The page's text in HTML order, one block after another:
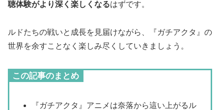
聴体験がより深く楽しくなるはずです。
ルドたちの戦いと成長を見届けながら、『ガチアクタ』の
世界を余すことなく楽しみ尽くしていきましょう。
この記事のまとめ
『ガチアクタ』アニメは奈落から這い上がるル